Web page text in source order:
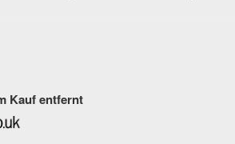
Kauf entfernt